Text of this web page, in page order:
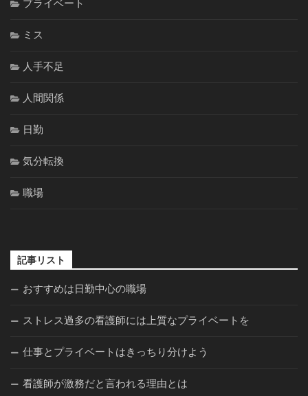
プライベート
ミス
人手不足
人間関係
日勤
気分転換
職場
記事リスト
おすすめは日勤中心の職場
ストレス過多の看護師には上質なプライベートを
仕事とプライベートはきっちり分けよう
看護師が激務だと言われる理由とは